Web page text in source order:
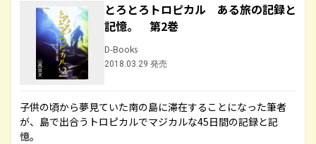
とろとろトロピカル ある旅の記録と
記憶。 第2巻
D-Books
2018.03.29 発売
子供の頃から夢見ていた南の島に滞在することになった筆者
が、島で出合うトロピカルでマジカルな45日間の記録と記
憶。